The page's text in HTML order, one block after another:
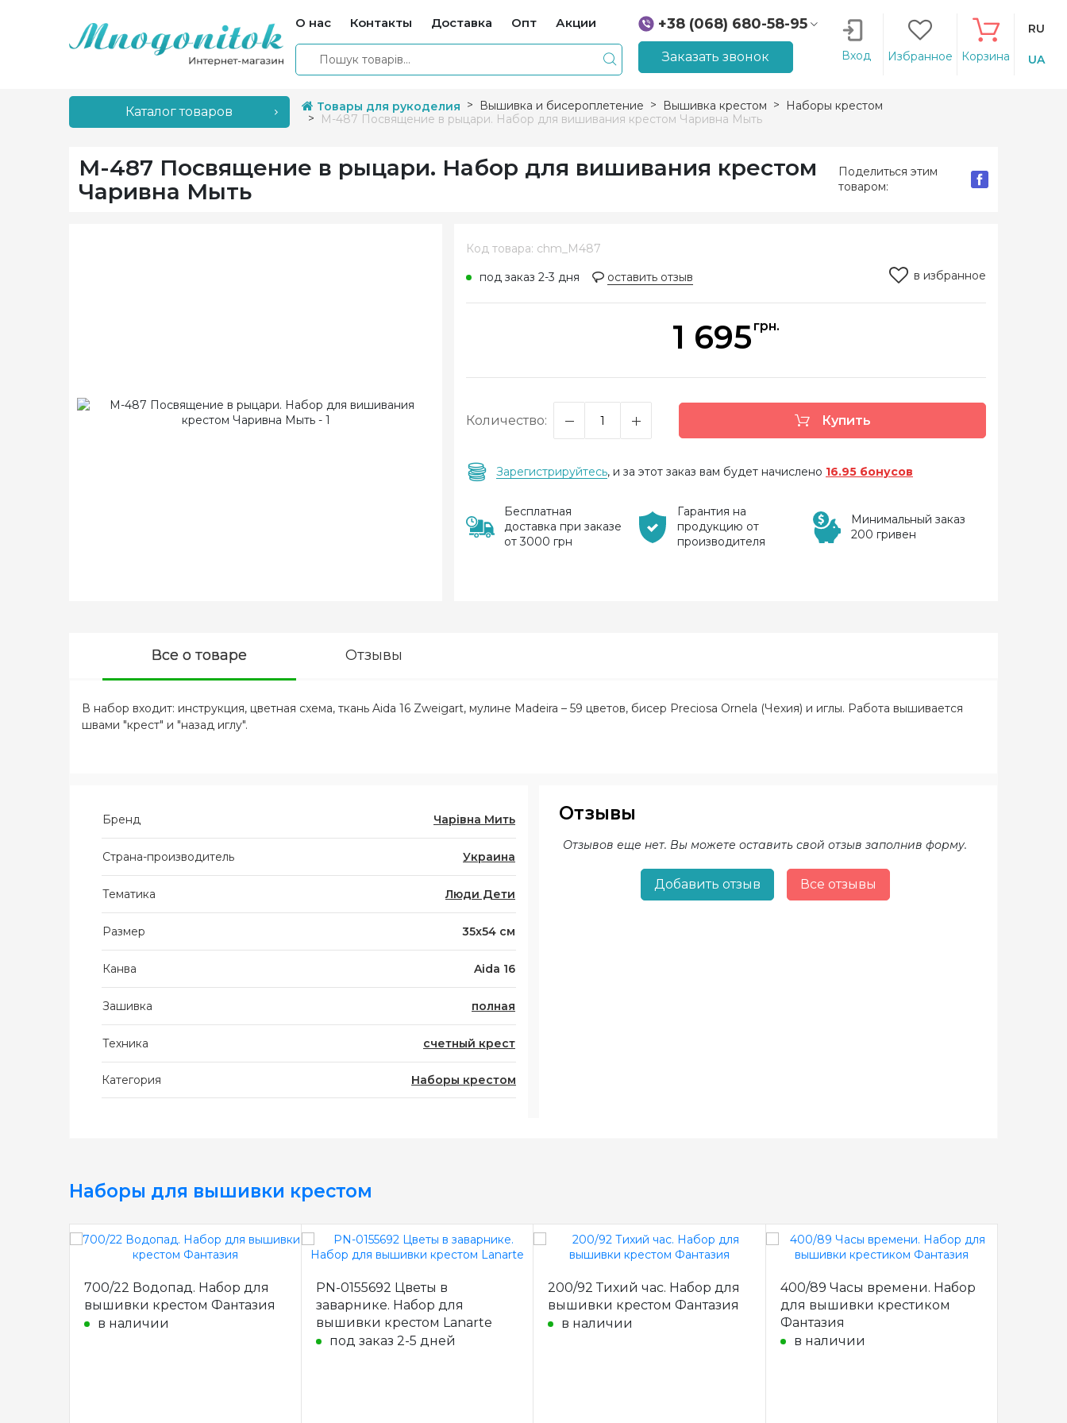
О нас Контакты Доставка Опт Акции
+38 (068) 680-58-95
+38 (066) 207-14-90
Заказать звонок Вход Избранное Корзина
RU
UA
Каталог товаров Товары для рукоделия Вышивка и бисероплетение Вышивка крестом
Наборы крестом
М-487 Посвящение в рыцари. Набор для вишивания крестом Чаривна Мыть
М-487 Посвящение в рыцари. Набор для вишивания крестом
Чаривна Мыть
Поделиться этим
товаром:
Код товара: chm_M487
под заказ 2-3 дня
оставить отзыв в избранное
1 695 грн.
Количество: Купить
Зарегистрируйтесь, и за этот заказ вам будет начислено 16.95 бонусов
Бесплатная
доставка при заказе
от 3000 грн
Гарантия на
продукцию от
производителя
Минимальный заказ
200 гривен
Все о товаре Отзывы
В набор входит: инструкция, цветная схема, ткань Aida 16 Zweigart, мулине Madeira – 59 цветов, бисер Preciosa Ornela (Чехия) и иглы. Работа вышивается
швами "крест" и "назад иглу".
Бренд Чарівна Мить
Страна-производитель Украина
Тематика Люди Дети
Размер 35x54 см
Канва Aida 16
Зашивка полная
Техника счетный крест
Категория Наборы крестом
Отзывы
Отзывов еще нет. Вы можете оставить свой отзыв заполнив форму.
Добавить отзыв Все отзывы
Наборы для вышивки крестом
700/22 Водопад. Набор для
вышивки крестом Фантазия
в наличии
PN-0155692 Цветы в
заварнике. Набор для
вышивки крестом Lanarte
под заказ 2-5 дней
200/92 Тихий час. Набор для
вышивки крестом Фантазия
в наличии
400/89 Часы времени. Набор
для вышивки крестиком
Фантазия
в наличии